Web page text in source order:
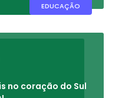
EDUCAÇÃO
no coração do Sul